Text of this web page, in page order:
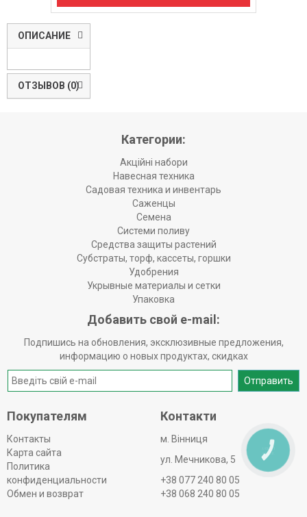
ОПИСАНИЕ
ОТЗЫВОВ (0)
Категории:
Акційні набори
Навесная техника
Садовая техника и инвентарь
Саженцы
Семена
Системи поливу
Средства защиты растений
Субстраты, торф, кассеты, горшки
Удобрения
Укрывные материалы и сетки
Упаковка
Добавить свой e-mail:
Подпишись на обновления, эксклюзивные предложения,
информацию о новых продуктах, скидках
Отправить
Покупателям
Контакты
Карта сайта
Политика
конфиденциальности
Обмен и возврат
Контакти
м. Вінниця
ул. Мечникова, 5
+38 077 240 80 05
+38 068 240 80 05
КНОПКА
ЗВ'ЯЗКУ